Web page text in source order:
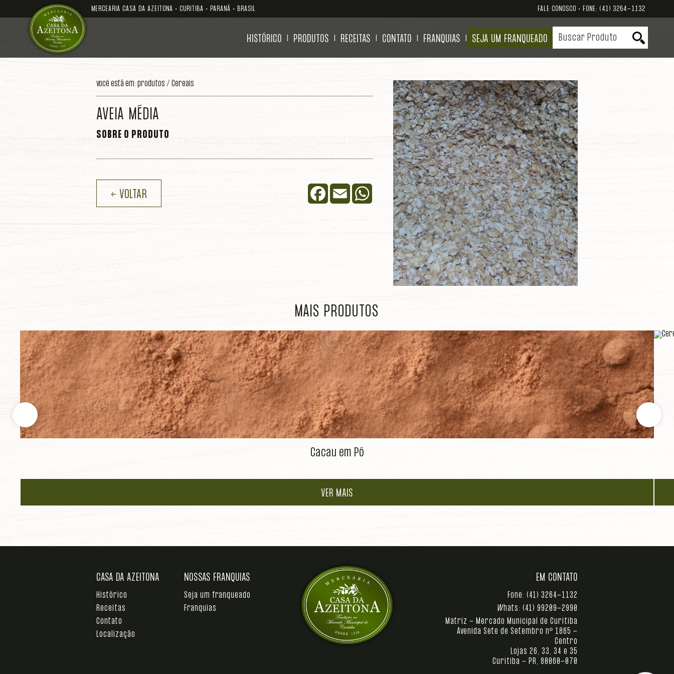
MERCEARIA CASA DA AZEITONA • CURITIBA • PARANÁ • BRASIL FALE CONOSCO • FONE: (41) 3264-1132
HISTÓRICO PRODUTOS RECEITAS CONTATO FRANQUIAS SEJA UM FRANQUEADO
você está em: produtos / Cereais
AVEIA MÉDIA
SOBRE O PRODUTO
← VOLTAR
FacebookEmail WhatsApp
MAIS PRODUTOS
Cacau em Pó
VER MAIS
CASA DA AZEITONA
Histórico
Receitas
Contato
Localização
NOSSAS FRANQUIAS
Seja um franqueado
Franquias
EM CONTATO
Fone: (41) 3264-1132
Whats: (41) 99209-2990
Matriz - Mercado Municipal de Curitiba
Avenida Sete de Setembro nº 1865 -
Centro
Lojas 26, 33, 34 e 35
Curitiba - PR, 80060-070